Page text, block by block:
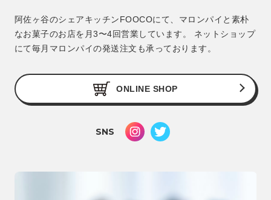
阿佐ヶ谷のシェアキッチンFOOCOにて、マロンパイと素朴
なお菓子のお店を月3〜4回営業しています。 ネットショップ
にて毎月マロンパイの発送注文も承っております。
ONLINE SHOP
SNS